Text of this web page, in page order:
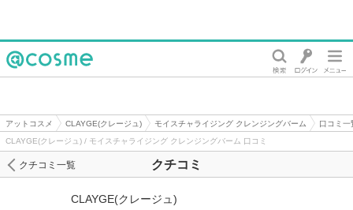
アットコスメ CLAYGE(クレージュ) モイスチャライジング クレンジングバーム
口コミ一
CLAYGE(クレージュ) / モイスチャライジング クレンジングバーム 口コミ
クチコミ
クチコミ一覧
CLAYGE(クレージュ)